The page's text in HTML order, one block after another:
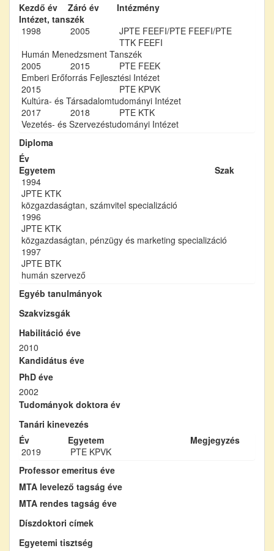
Kezdő év
Záró év
Intézmény
Intézet, tanszék
1998
2005
JPTE FEEFI/PTE FEEFI/PTE
TTK FEEFI
Humán Menedzsment Tanszék
2005
2015
PTE FEEK
Emberi Erőforrás Fejlesztési Intézet
2015
PTE KPVK
Kultúra- és Társadalomtudományi Intézet
2017
2018
PTE KTK
Vezetés- és Szervezéstudományi Intézet
Diploma
Év
Egyetem
Szak
1994
JPTE KTK
közgazdaságtan, számvitel specializáció
1996
JPTE KTK
közgazdaságtan, pénzügy és marketing specializáció
1997
JPTE BTK
humán szervező
Egyéb tanulmányok
Szakvizsgák
Habilitáció éve
2010
Kandidátus éve
PhD éve
2002
Tudományok doktora év
Tanári kinevezés
Év
Egyetem
Megjegyzés
2019
PTE KPVK
Professor emeritus éve
MTA levelező tagság éve
MTA rendes tagság éve
Díszdoktori címek
Egyetemi tisztség